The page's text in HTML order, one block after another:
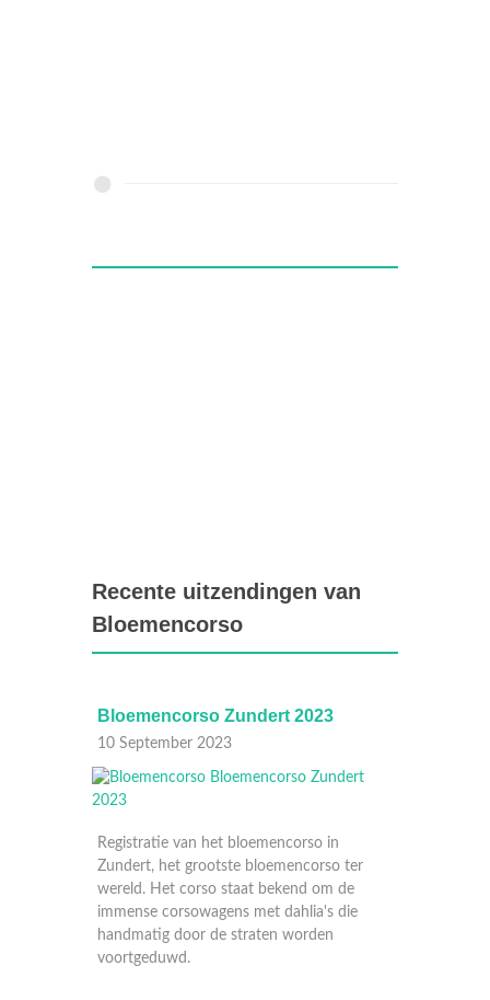
Recente uitzendingen van
Bloemencorso
Bloemencorso Zundert 2023
10 September 2023
Registratie van het bloemencorso in
Zundert, het grootste bloemencorso ter
wereld. Het corso staat bekend om de
immense corsowagens met dahlia's die
handmatig door de straten worden
voortgeduwd.